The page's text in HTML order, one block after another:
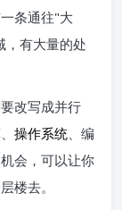
条通往"大
，有大量的处
改写成并行
操作系统、编
会，可以让你
楼去。